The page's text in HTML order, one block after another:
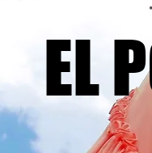
EL
EL